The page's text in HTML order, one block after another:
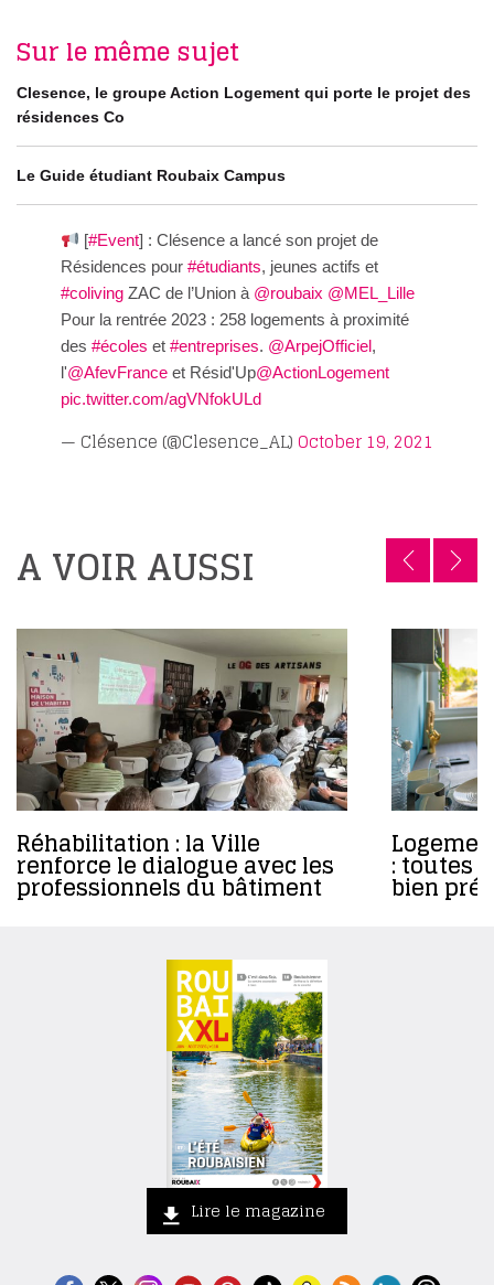
Sur le même sujet
Clesence, le groupe Action Logement qui porte le projet des
résidences Co
Le Guide étudiant Roubaix Campus
[#Event] : Clésence a lancé son projet de
Résidences pour #étudiants, jeunes actifs et
#coliving ZAC de l’Union à @roubaix @MEL_Lille
Pour la rentrée 2023 : 258 logements à proximité
des #écoles et #entreprises. @ArpejOfficiel,
l'@AfevFrance et Résid'Up@ActionLogement
pic.twitter.com/agVNfokULd
— Clésence (@Clesence_AL)October 19, 2021
A VOIR AUSSI
Réhabilitation : la Ville
renforce le dialogue avec les
professionnels du bâtiment
: toutes
bien
Lire le magazine